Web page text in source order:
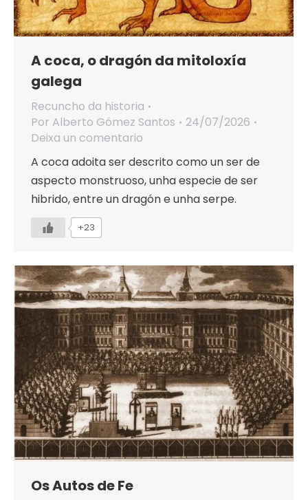
A coca, o dragón da mitoloxía
galega
Recuncho da historia
Por Alberto Gómez Santos
24/07/2026
Deixa un comentario
A coca adoita ser descrito como un ser de
aspecto monstruoso, unha especie de ser
hibrido, entre un dragón e unha serpe.
+23
Os Autos de Fe